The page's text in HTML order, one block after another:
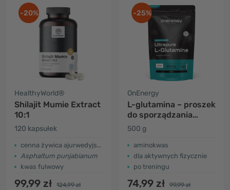
-20%
HealthyWorld®
Shilajit Mumie Extract
10:1
120 kapsułek
cenna żywica ajurwedyjska
Asphaltum punjabianum
kwas fulwowy
99,99 zł 124,99 zł
-25%
OnEnergy
L-glutamina – proszek
do sporządzania
napoju
500 g
aminokwas
dla aktywnych fizycznie
po treningu
74,99 zł 99,99 zł